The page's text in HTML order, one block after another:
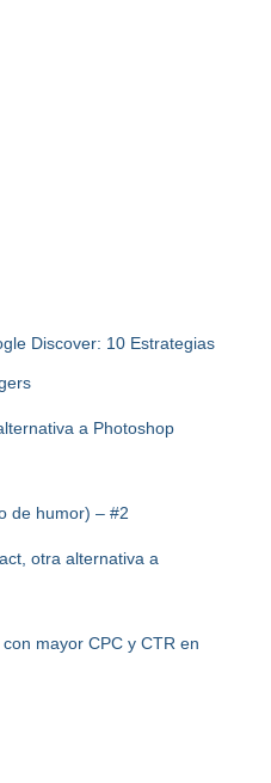
Discover: 10 Estrategias
a Photoshop
de humor) – #2
otra alternativa a
mayor CPC y CTR en